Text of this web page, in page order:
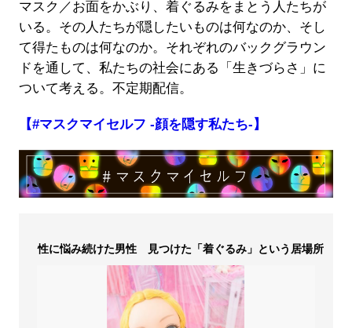
マスク／お面をかぶり、着ぐるみをまとう人たちが
いる。その人たちが隠したいものは何なのか、そし
て得たものは何なのか。それぞれのバックグラウン
ドを通して、私たちの社会にある「生きづらさ」に
ついて考える。不定期配信。
【#マスクマイセルフ -顔を隠す私たち-】
性に悩み続けた男性 見つけた「着ぐるみ」という居場所